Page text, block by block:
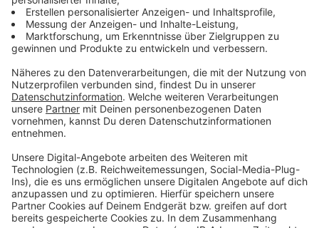
Anzeige
Anzeige
Kein "Offener Brücke(n)tag" für die Leverkusener
Neue Pflegeausbildung in Leverkusen
Stadtelternrat plant Umfrage in Leverkusen
Anzeige